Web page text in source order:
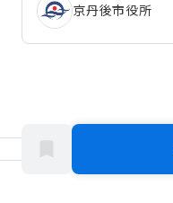
京丹後市役所